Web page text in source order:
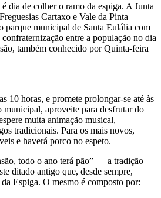
dia de colher o ramo da espiga. A Junta
Cartaxo e Vale da Pinta
parque municipal de Santa Eulália com
entre a população no dia
também conhecido por Quinta-feira
10 horas, e promete prolongar-se até às
municipal, aproveite para desfrutar do
muita animação musical,
tradicionais. Para os mais novos,
e haverá porco no espeto.
todo o ano terá pão” — a tradição
ditado antigo que, desde sempre,
Espiga. O mesmo é composto por: